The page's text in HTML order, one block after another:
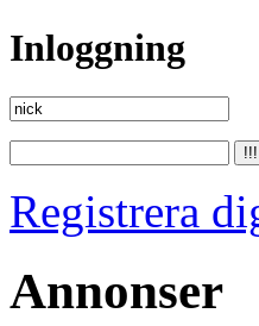
Inloggning
Registrera
Annonser